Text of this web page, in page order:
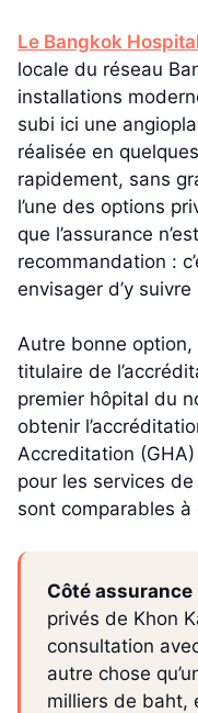
Le Bangkok
locale du réseau
installations
subi ici une
réalisée en
rapidement, sans
l’une des options
que l’assurance
recommandation :
envisager d’y
Autre bonne option,
titulaire de
premier hôpital du
obtenir
Accreditation (GHA)
pour les services
sont comparables à
Côté assurance
privés de Khon
consultation
autre chose
milliers de baht,